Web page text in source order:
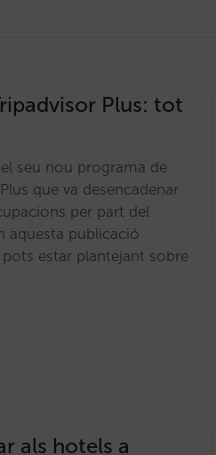
Plus: tot
seu nou programa de
que va desencadenar
per part del
aquesta publicació
estar plantejant sobre
als hotels a